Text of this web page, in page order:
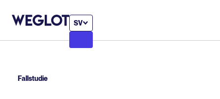
SV
Fallstudie